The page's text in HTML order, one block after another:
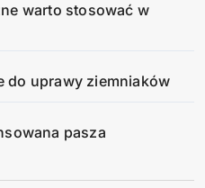
warto stosować w
do uprawy ziemniaków
pasza